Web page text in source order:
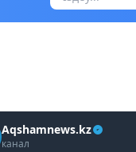
Aqshamnews.kz
канал